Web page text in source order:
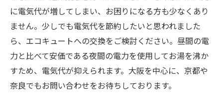
に電気代が増してしまい、お困りになる方も少なくあり
ません。少しでも電気代を節約したいと思われました
ら、エコキュートへの交換をご検討ください。昼間の電
力と比べて安価である夜間の電力を使用してお湯を沸か
すため、電気代が抑えられます。大阪を中心に、京都や
奈良でもお問い合わせをお待ちしております。